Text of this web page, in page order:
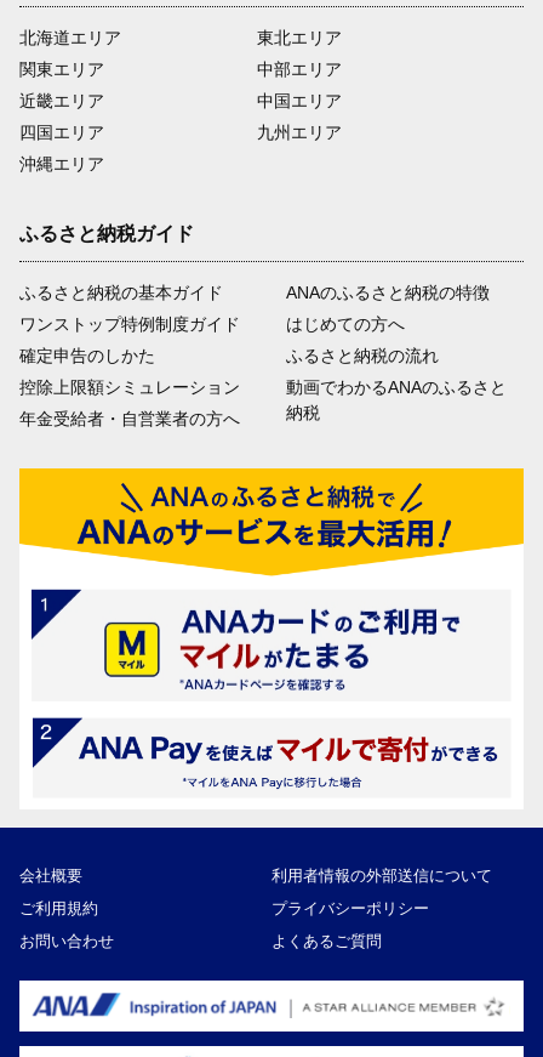
北海道エリア
関東エリア
近畿エリア
四国エリア
沖縄エリア
東北エリア
中部エリア
中国エリア
九州エリア
ふるさと納税ガイド
ふるさと納税の基本ガイド
ワンストップ特例制度ガイド
確定申告のしかた
控除上限額シミュレーション
年金受給者・自営業者の方へ
ANAのふるさと納税の特徴
はじめての方へ
ふるさと納税の流れ
動画でわかるANAのふるさと
納税
会社概要
利用者情報の外部送信について
ご利用規約
プライバシーポリシー
お問い合わせ
よくあるご質問